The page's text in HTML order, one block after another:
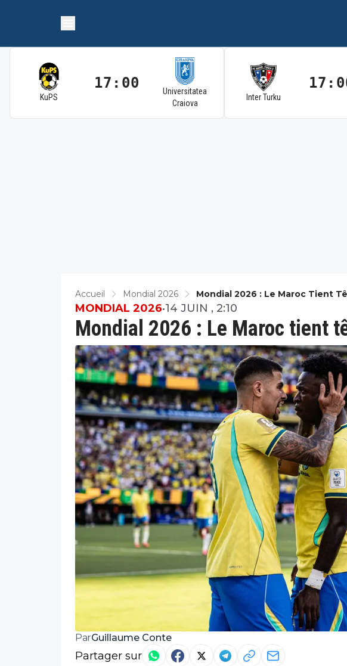
KuPS
17:00
Universitatea
Craiova
Inter Turku
Accueil Mondial 2026 Mondial 2026 : Le Maroc Tient
Mondial 2026 : Le Maroc tient
MONDIAL 2026•14 JUIN , 2:10
ParGuillaume Conte
Partager sur